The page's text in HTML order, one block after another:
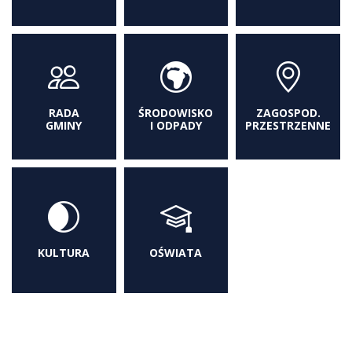
RADA
GMINY
ŚRODOWISKO
I ODPADY
ZAGOSPOD.
PRZESTRZENNE
KULTURA OŚWIATA